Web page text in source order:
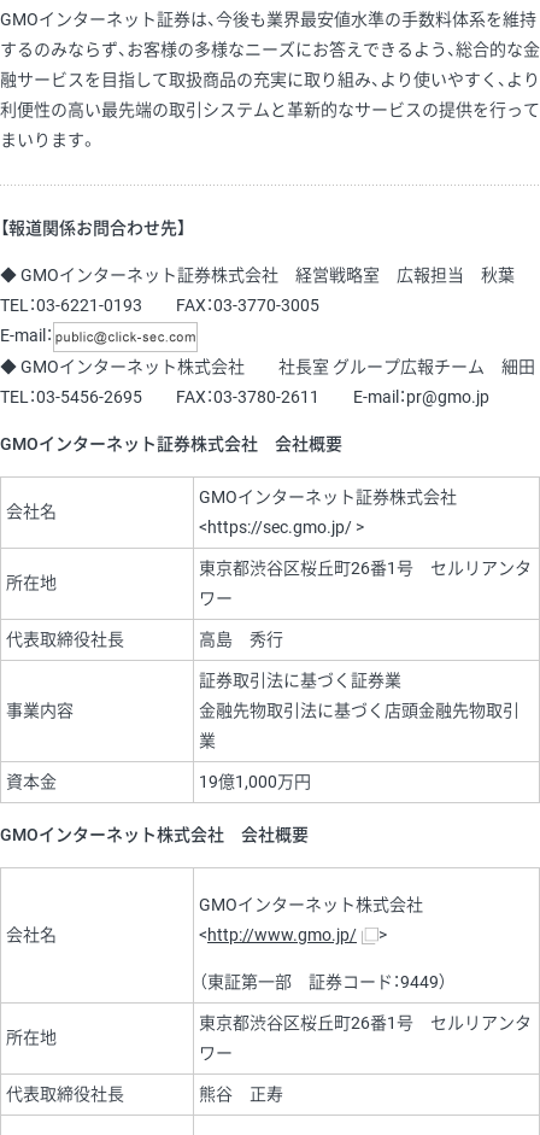
GMOインターネット証券は、今後も業界最安値水準の手数料体系を維持
するのみならず、お客様の多様なニーズにお答えできるよう、総合的な金
融サービスを目指して取扱商品の充実に取り組み、より使いやすく、より
利便性の高い最先端の取引システムと革新的なサービスの提供を行って
まいります。
【報道関係お問合わせ先】
◆ GMOインターネット証券株式会社 経営戦略室 広報担当 秋葉
TEL：03-6221-0193 FAX：03-3770-3005
E-mail：
◆ GMOインターネット株式会社 社長室 グループ広報チーム 細田
TEL：03-5456-2695 FAX：03-3780-2611 E-mail：pr@gmo.jp
GMOインターネット証券株式会社 会社概要
会社名
GMOインターネット証券株式会社
<https://sec.gmo.jp/ >
所在地
東京都渋谷区桜丘町26番1号 セルリアンタ
ワー
代表取締役社長 高島 秀行
事業内容
証券取引法に基づく証券業
金融先物取引法に基づく店頭金融先物取引
業
資本金 19億1,000万円
GMOインターネット株式会社 会社概要
会社名
GMOインターネット株式会社
<http://www.gmo.jp/ >
（東証第一部 証券コード：9449）
所在地
東京都渋谷区桜丘町26番1号 セルリアンタ
ワー
代表取締役社長 熊谷 正寿